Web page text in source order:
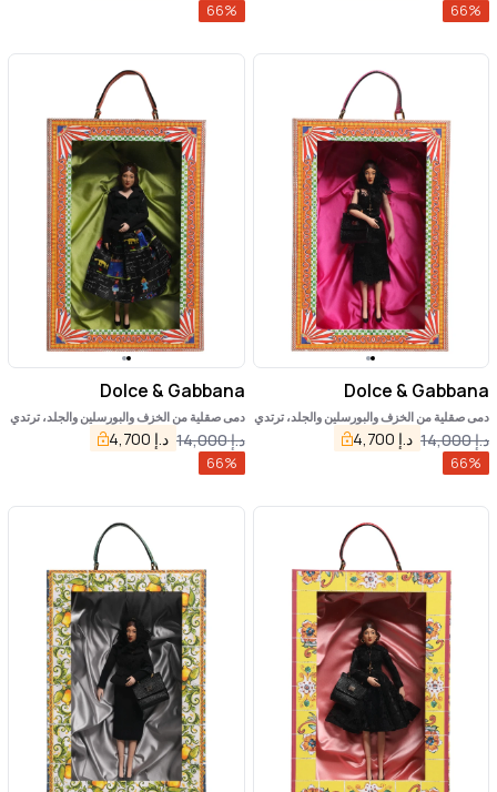
66%
66%
Dolce & Gabbana
دمى صقلية من الخزف والبورسلين والجلد، ترتدي
فساتين سوداءد.إ14,000 د.إ 4,700
66%
Dolce & Gabbana
دمى صقلية من الخزف والبورسلين والجلد، ترتدي
فساتين سوداءد.إ14,000 د.إ 4,700
66%